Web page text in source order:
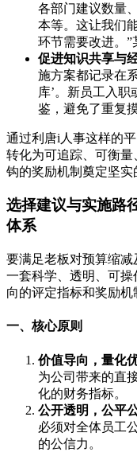
各部门建议数量
本等。这让我们
环节需要改进。”
促进知识共享与
施方案都记录在
库’。新员工入
鉴，避免了重复
通过利唐i人事这样的
转化为可追踪、可衡
钩的奖励机制奠定坚实
选择建议与实施路
体系
要满足老板对预算缩
一套科学、透明、可操
向的评定指标和奖励机
一、核心原则
价值导向，量化
为公司带来的直
化的财务指标。
公开透明，公平
必须对全体员工
的公信力。